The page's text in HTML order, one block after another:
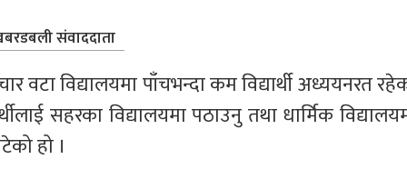
संवाददाता
वटा विद्यालयमा पाँचभन्दा कम विद्यार्थी अध्ययनरत
सहरका विद्यालयमा पठाउनु तथा धार्मिक
हो ।